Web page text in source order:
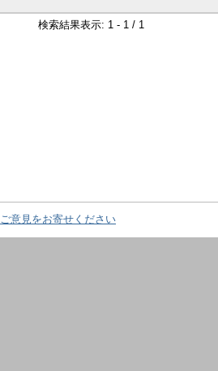
検索結果表示: 1 - 1 / 1
ご意見をお寄せください